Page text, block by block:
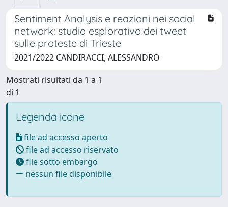
Sentiment Analysis e reazioni nei social
network: studio esplorativo dei tweet
sulle proteste di Trieste
2021/2022 CANDIRACCI, ALESSANDRO
Mostrati risultati da 1 a 1
di 1
Legenda icone
file ad accesso aperto
file ad accesso riservato
file sotto embargo
nessun file disponibile